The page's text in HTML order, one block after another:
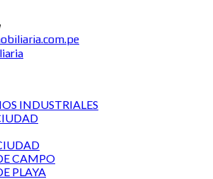
INDUSTRIALES
CAMPO
PLAYA